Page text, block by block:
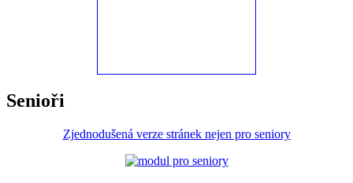
Senioři
Zjednodušená verze stránek nejen pro seniory